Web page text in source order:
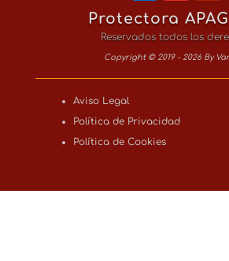
Protectora
Reservados todos los
Copyright © 2019 - 2026 By
Aviso Legal
Política de Privacidad
Política de Cookies